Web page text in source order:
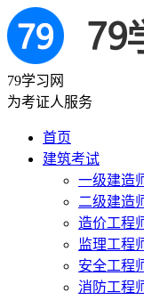
79学习网
为考证人服务
首页
建筑考试
一级建造
二级建造
造价工程
监理工程
安全工程
消防工程